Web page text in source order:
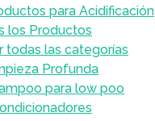
para Acidificación
los Productos
todas las categorías
Profunda
para low poo